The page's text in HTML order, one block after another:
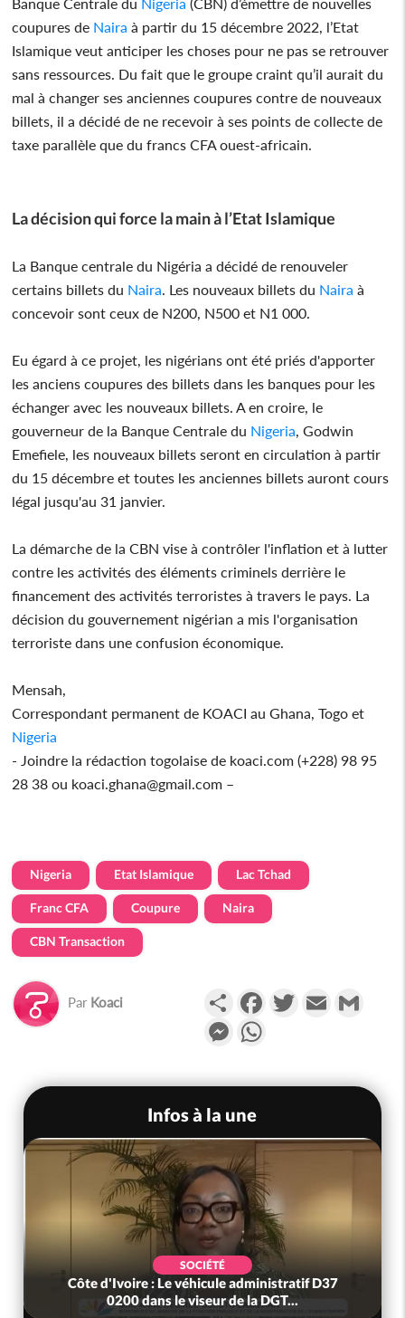
coupures de Naira à partir du 15 décembre 2022, l’Etat
Islamique veut anticiper les choses pour ne pas se retrouver
sans ressources. Du fait que le groupe craint qu’il aurait du
mal à changer ses anciennes coupures contre de nouveaux
billets, il a décidé de ne recevoir à ses points de collecte de
taxe parallèle que du francs CFA ouest-africain.
La décision qui force la main à l’Etat Islamique
La Banque centrale du Nigéria a décidé de renouveler
certains billets du Naira . Les nouveaux billets du Naira à
concevoir sont ceux de N200, N500 et N1 000.
Eu égard à ce projet, les nigérians ont été priés d'apporter
les anciens coupures des billets dans les banques pour les
échanger avec les nouveaux billets. A en croire, le
gouverneur de la Banque Centrale du Nigeria , Godwin
Emefiele, les nouveaux billets seront en circulation à partir
du 15 décembre et toutes les anciennes billets auront cours
légal jusqu'au 31 janvier.
La démarche de la CBN vise à contrôler l'inflation et à lutter
contre les activités des éléments criminels derrière le
financement des activités terroristes à travers le pays. La
décision du gouvernement nigérian a mis l'organisation
terroriste dans une confusion économique.
Mensah,
Correspondant permanent de KOACI au Ghana, Togo et
Nigeria
- Joindre la rédaction togolaise de koaci.com (+228) 98 95
28 38 ou koaci.ghana@gmail.com –
Nigeria Etat Islamique Lac Tchad
Franc CFA Coupure Naira
CBN Transaction
Par Koaci PartagerFacebookTwitterEmail
Messenger
Infos à la une
SOCIÉTÉ
Côte d'Ivoire : Le véhicule administratif D37
0200 dans le viseur de la DGT...